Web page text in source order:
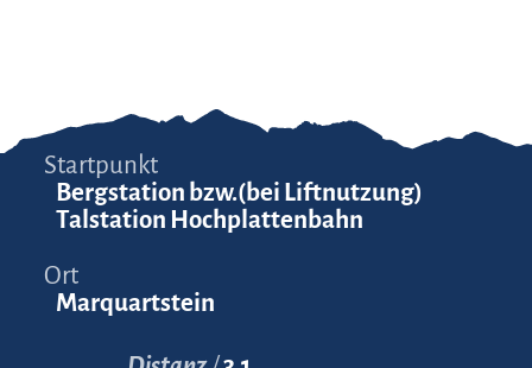
Startpunkt
Bergstation bzw.(bei Liftnutzung)
Talstation Hochplattenbahn
Ort
Marquartstein